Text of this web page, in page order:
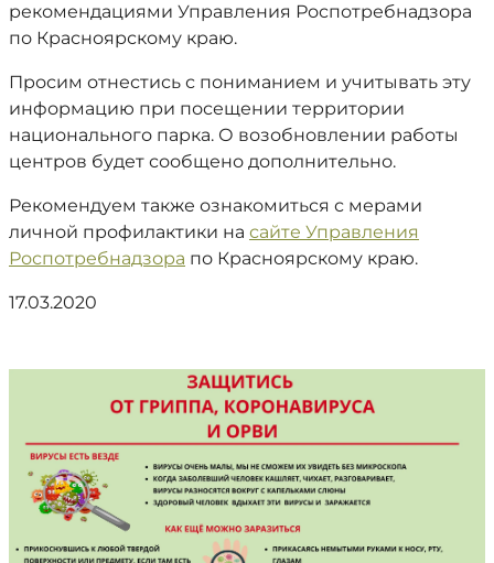
рекомендациями Управления Роспотребнадзора
по Красноярскому краю.
Просим отнестись с пониманием и учитывать эту
информацию при посещении территории
национального парка. О возобновлении работы
центров будет сообщено дополнительно.
Рекомендуем также ознакомиться с мерами
личной профилактики на сайте Управления
Роспотребнадзора по Красноярскому краю.
17.03.2020